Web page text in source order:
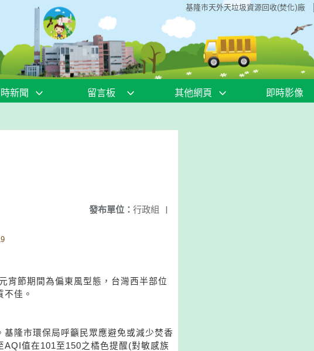
基隆市天外天垃圾資源回收(焚化)廠
新聞 留言板 其他網頁 即時影像
發布單位： 行政組 |
宵節期間為偏東風型態，台灣西半部位
佳。
隆市環保局呼籲民眾應避免或減少焚香
值在101至150之橘色提醒(對敏感族